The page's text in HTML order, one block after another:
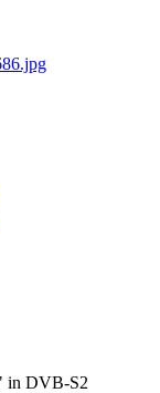
in DVB-S2